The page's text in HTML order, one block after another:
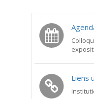
Liens